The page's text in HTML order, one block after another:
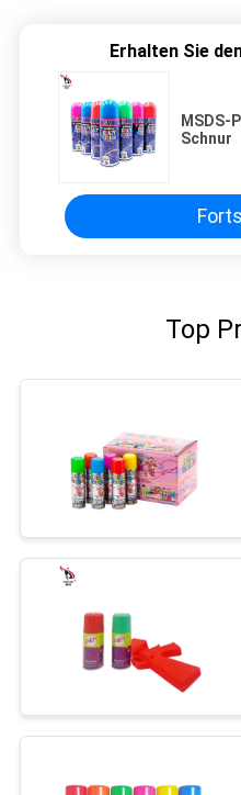
Erhalten Sie
MSDS-
Schnur
Top